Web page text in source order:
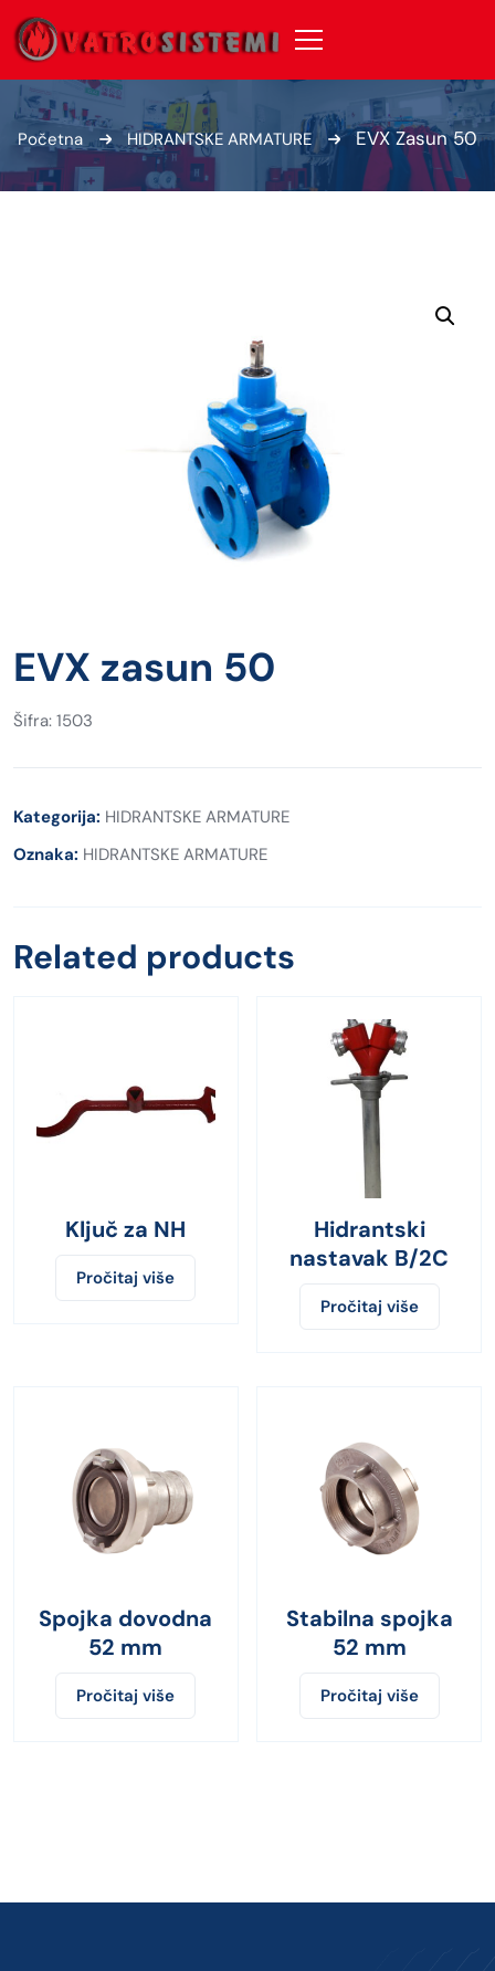
Početna HIDRANTSKE ARMATURE EVX Zasun 50
EVX zasun 50
Šifra: 1503
Kategorija: HIDRANTSKE ARMATURE
Oznaka: HIDRANTSKE ARMATURE
Related products
Ključ za NH
Pročitaj više
Hidrantski
nastavak B/2C
Pročitaj više
Spojka dovodna
52 mm
Pročitaj više
Stabilna spojka
52 mm
Pročitaj više